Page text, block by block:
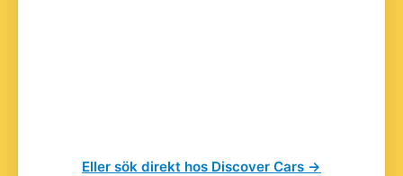
Eller sök direkt hos Discover Cars →